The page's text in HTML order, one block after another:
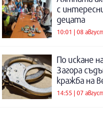
с
децата
10:01 | 08
По искане
Загора
кражба на
14:55 | 07